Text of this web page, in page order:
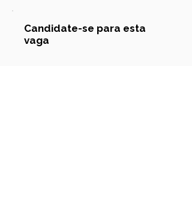
Candidate-se para esta
vaga